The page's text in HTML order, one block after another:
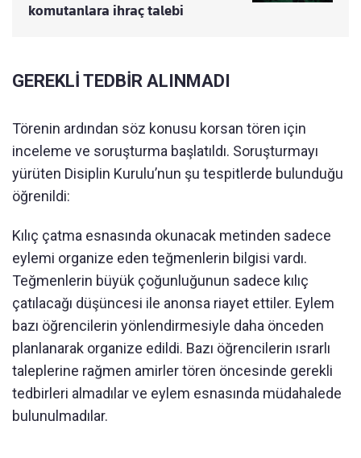
komutanlara ihraç talebi
GEREKLİ TEDBİR ALINMADI
Törenin ardından söz konusu korsan tören için
inceleme ve soruşturma başlatıldı. Soruşturmayı
yürüten Disiplin Kurulu’nun şu tespitlerde bulunduğu
öğrenildi:
Kılıç çatma esnasında okunacak metinden sadece
eylemi organize eden teğmenlerin bilgisi vardı.
Teğmenlerin büyük çoğunluğunun sadece kılıç
çatılacağı düşüncesi ile anonsa riayet ettiler. Eylem
bazı öğrencilerin yönlendirmesiyle daha önceden
planlanarak organize edildi. Bazı öğrencilerin ısrarlı
taleplerine rağmen amirler tören öncesinde gerekli
tedbirleri almadılar ve eylem esnasında müdahalede
bulunulmadılar.